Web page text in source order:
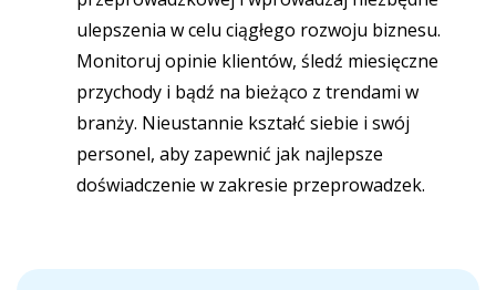
ulepszenia w celu ciągłego rozwoju biznesu.
Monitoruj opinie klientów, śledź miesięczne
przychody i bądź na bieżąco z trendami w
branży. Nieustannie kształć siebie i swój
personel, aby zapewnić jak najlepsze
doświadczenie w zakresie przeprowadzek.